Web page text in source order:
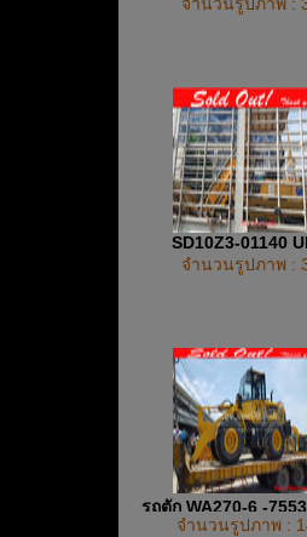
SD10Z3-01140
จำนวนรูปภาพ :
รถตัก WA270-6 -
จำนวนรูปภาพ :